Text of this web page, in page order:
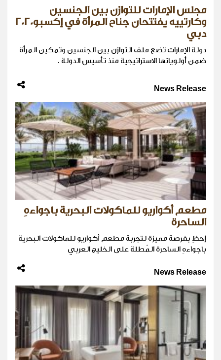
مجلس الإمارات للتوازن بين الجنسين
وكارتييه يفتتحان جناح المرأة في إكسبو2020
دبي
دولة الإمارات تضع ملف التوازن بين الجنسين وتمكين المرأة
ضمن أولوياتها الاستراتيجية منذ تأسيس الدولة .
News Release
مطعم أكواريو للماكولات البحرية باجواءهِ
الساحرة
إحظِ بفرصة مميزة لتجربة مطعم أكواريو للماكولات البحرية
باجواءهِ الساحرة المُطلة على الخليج العربي
News Release